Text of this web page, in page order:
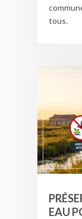
tous.
EAU